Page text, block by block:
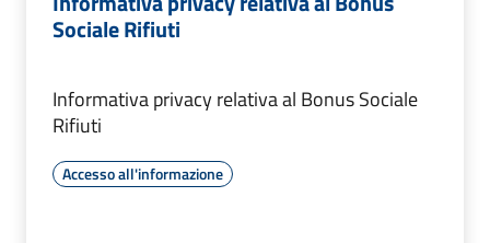
Sociale Rifiuti
Informativa privacy relativa al Bonus Sociale
Rifiuti
Accesso all'informazione